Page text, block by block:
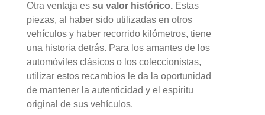
Otra ventaja es su valor histórico.Estas
piezas, al haber sido utilizadas en otros
vehículos y haber recorrido kilómetros, tiene
una historia detrás. Para los amantes de los
automóviles clásicos o los coleccionistas,
utilizar estos recambios le da la oportunidad
de mantener la autenticidad y el espíritu
original de sus vehículos.